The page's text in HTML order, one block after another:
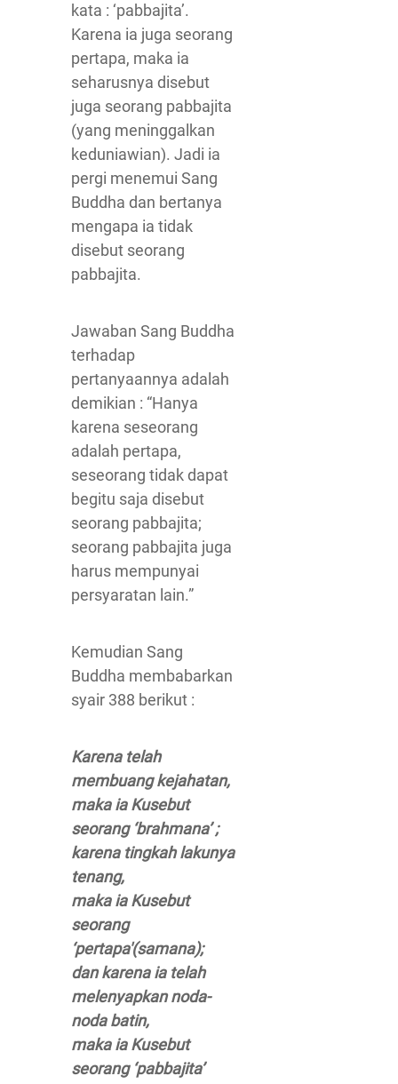
kata : ‘pabbajita’.
Karena ia juga seorang
pertapa, maka ia
seharusnya disebut
juga seorang pabbajita
(yang meninggalkan
keduniawian). Jadi ia
pergi menemui Sang
Buddha dan bertanya
mengapa ia tidak
disebut seorang
pabbajita.
Jawaban Sang Buddha
terhadap
pertanyaannya adalah
demikian : “Hanya
karena seseorang
adalah pertapa,
seseorang tidak dapat
begitu saja disebut
seorang pabbajita;
seorang pabbajita juga
harus mempunyai
persyaratan lain.”
Kemudian Sang
Buddha membabarkan
syair 388 berikut :
Karena telah
membuang kejahatan,
maka ia Kusebut
seorang ‘brahmana’ ;
karena tingkah lakunya
tenang,
maka ia Kusebut
seorang
‘pertapa'(samana);
dan karena ia telah
melenyapkan noda-
noda batin,
maka ia Kusebut
seorang ‘pabbajita’